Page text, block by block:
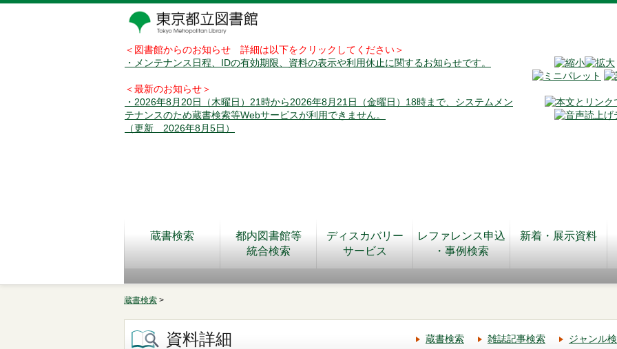
＜図書館からのお知らせ 詳細は以下をクリックしてください＞
・メンテナンス日程、IDの有効期限、資料の表示や利用休止に関するお知らせです。
＜最新のお知らせ＞
・2026年8月20日（木曜日）21時から2026年8月21日（金曜日）18時まで、システムメン
テナンスのため蔵書検索等Webサービスが利用できません。
（更新 2026年8月5日）
蔵書検索
都内図書館等
統合検索
ディスカバリー
サービス
レファレンス申込
・事例検索
新着・展示資料
蔵書検索 >
資料詳細 蔵書検索 雑誌記事検索 ジャンル